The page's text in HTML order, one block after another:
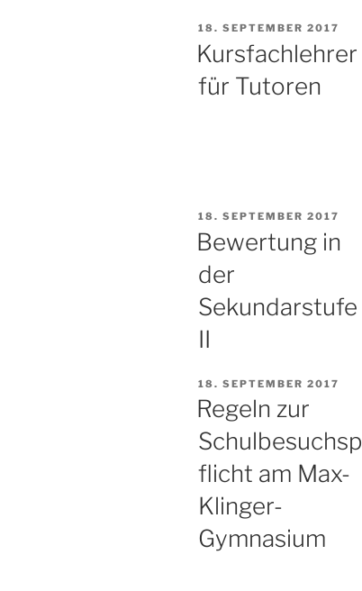
VERÖFFENTLICHT
18. SEPTEMBER 2017
Kursfachlehrer
für Tutoren
VERÖFFENTLICHT
AM
18. SEPTEMBER 2017
Bewertung in
der
Sekundarstufe
II
VERÖFFENTLICHT
AM
18. SEPTEMBER 2017
Regeln zur
Schulbesuchsp
flicht am Max-
Klinger-
Gymnasium